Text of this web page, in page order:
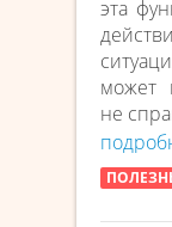
эта
может
не